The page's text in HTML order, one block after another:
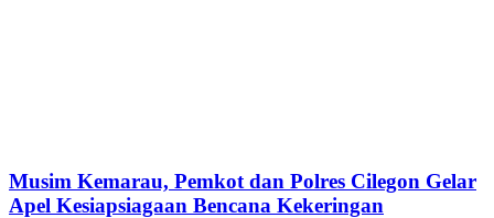
Musim Kemarau, Pemkot dan Polres Cilegon Gelar
Apel Kesiapsiagaan Bencana Kekeringan